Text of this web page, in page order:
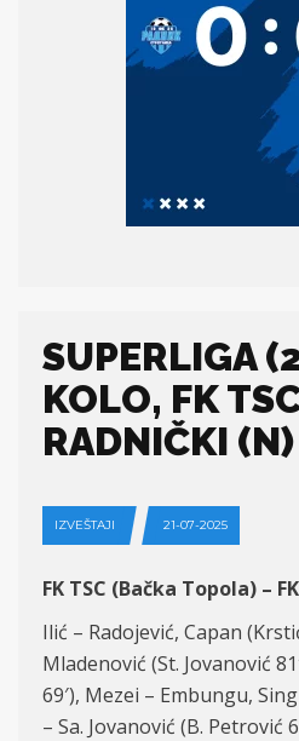
SUPERLIGA
KOLO, FK
RADNIČKI
IZVEŠTAJI 21-07-2025
FK TSC (Bačka Topola) –
Ilić – Radojević, Capan
Mladenović (St. Jovanović
69′), Mezei – Embungu,
– Sa. Jovanović (B. Petrović